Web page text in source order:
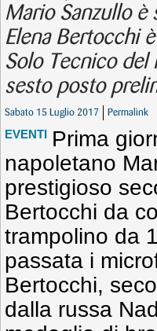
Mario Sanzullo
Elena Bertocchi
Solo Tecnico
sesto posto
Sabato 15 Luglio 2017 Permalink
EVENTI Prima
napoletano
prestigioso
Bertocchi da
trampolino da
passata i
Bertocchi,
dalla russa